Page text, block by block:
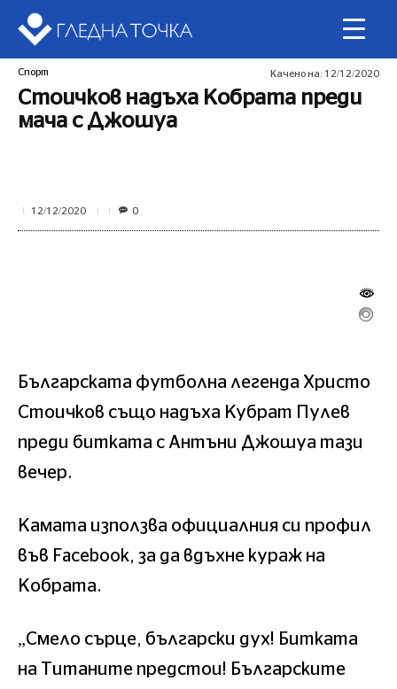
Спорт Качено на: 12/12/2020
Стоичков надъха Кобрата преди
мача с Джошуа
12/12/2020 0
Българската футболна легенда Христо
Стоичков също надъха Кубрат Пулев
преди битката с Антъни Джошуа тази
вечер.
Камата използва официалния си профил
във Facebook, за да вдъхне кураж на
Кобрата.
„Смело сърце, български дух! Битката
на Титаните предстои! Българските